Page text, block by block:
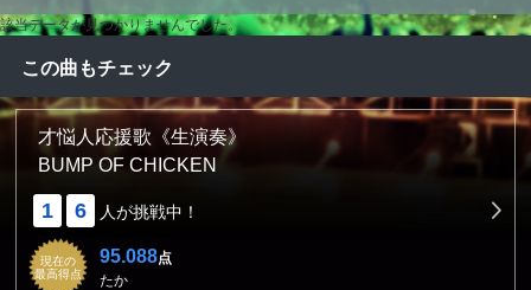
該当データが見つかりませんでした。
この曲もチェック
才悩人応援歌《生演奏》
BUMP OF CHICKEN
1 6 人が挑戦中！
現在の
最高得点
95.088点
たか